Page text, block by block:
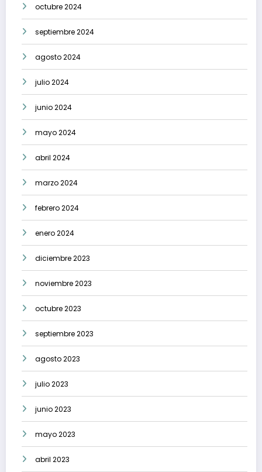
octubre 2024
septiembre 2024
agosto 2024
julio 2024
junio 2024
mayo 2024
abril 2024
marzo 2024
febrero 2024
enero 2024
diciembre 2023
noviembre 2023
octubre 2023
septiembre 2023
agosto 2023
julio 2023
junio 2023
mayo 2023
abril 2023